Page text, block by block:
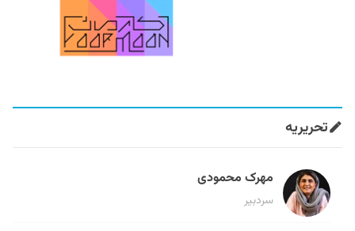
تحریریه
مهرک محمودی
سردبیر